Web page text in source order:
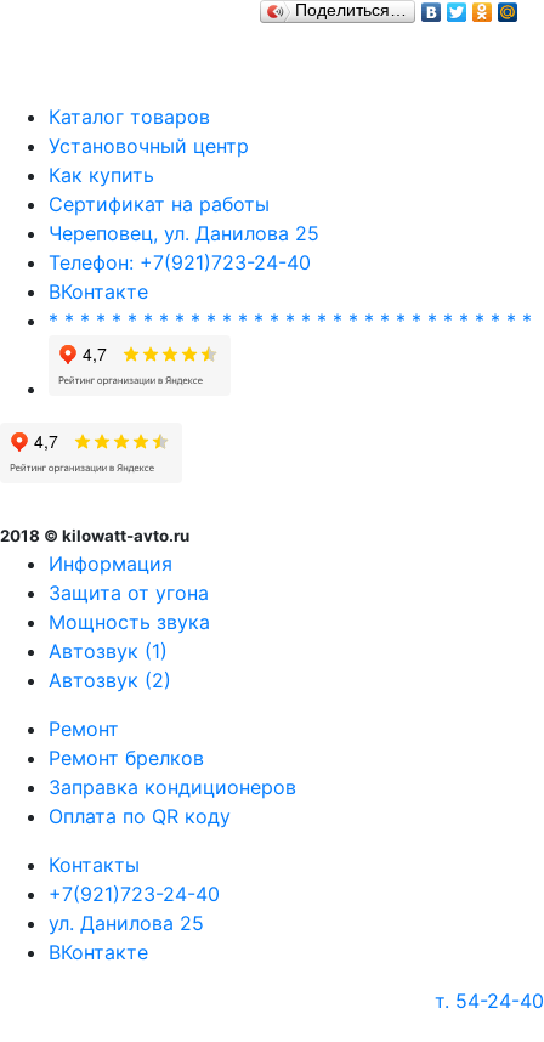
Поделиться…
Каталог товаров
Установочный центр
Как купить
Сертификат на работы
Череповец, ул. Данилова 25
Телефон: +7(921)723-24-40
ВКонтакте
* * * * * * * * * * * * * * * * * * * * * * * * * * * * * * *
2018 © kilowatt-avto.ru
Информация
Защита от угона
Мощность звука
Автозвук (1)
Автозвук (2)
Ремонт
Ремонт брелков
Заправка кондиционеров
Оплата по QR коду
Контакты
+7(921)723-24-40
ул. Данилова 25
ВКонтакте
т. 54-24-40